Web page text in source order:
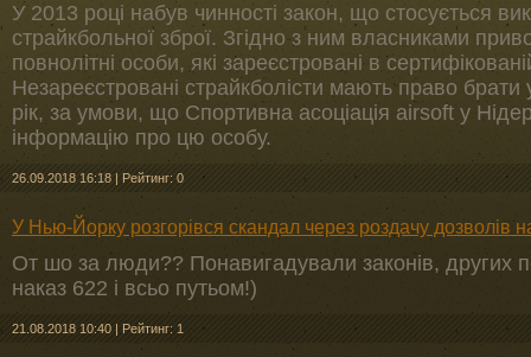
У 2013 році набув чинності закон, що стосується
страйкбольної зброї. Згідно з ним власниками
повнолітні особи, які зареєстровані в
Незареєстровані страйкболісти мають право брати
рік, за умови, що Спортивна асоціація airsoft у
інформацію про цю особу.
26.09.2018 16:18 | Рейтинг: 0
У Нью-Йорку розгорівся скандал через роздачу дозволів
От шо за люди?? Понавигадували законів, других
наказ 622 і всьо путьом!)
21.08.2018 10:40 | Рейтинг: 1